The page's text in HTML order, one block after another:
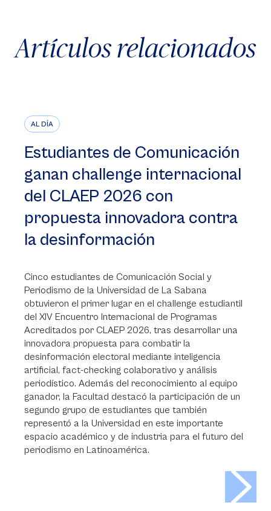
Artículos relacionados
AL DÍA
Estudiantes de Comunicación
ganan challenge internacional
del CLAEP 2026 con
propuesta innovadora contra
la desinformación
Cinco estudiantes de Comunicación Social y
Periodismo de la Universidad de La Sabana
obtuvieron el primer lugar en el challenge estudiantil
del XIV Encuentro Internacional de Programas
Acreditados por CLAEP 2026, tras desarrollar una
innovadora propuesta para combatir la
desinformación electoral mediante inteligencia
artificial, fact-checking colaborativo y análisis
periodístico. Además del reconocimiento al equipo
ganador, la Facultad destacó la participación de un
segundo grupo de estudiantes que también
representó a la Universidad en este importante
espacio académico y de industria para el futuro del
periodismo en Latinoamérica.